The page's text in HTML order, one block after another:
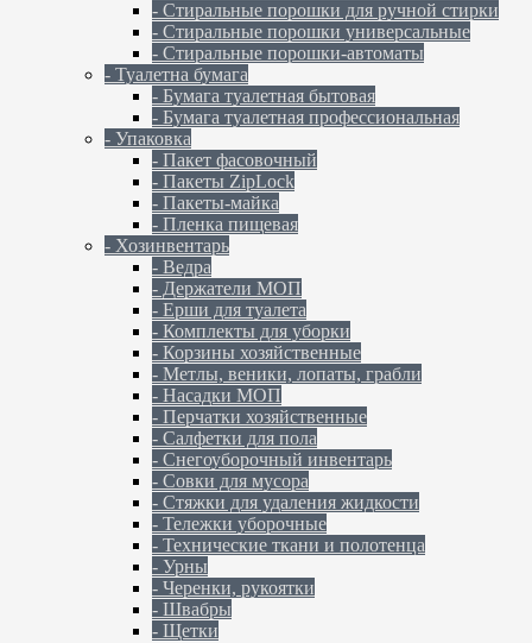
- Стиральные порошки для ручной стирки
- Стиральные порошки универсальные
- Стиральные порошки-автоматы
- Туалетна бумага
- Бумага туалетная бытовая
- Бумага туалетная профессиональная
- Упаковка
- Пакет фасовочный
- Пакеты ZipLock
- Пакеты-майка
- Пленка пищевая
- Хозинвентарь
- Ведра
- Держатели МОП
- Ерши для туалета
- Комплекты для уборки
- Корзины хозяйственные
- Метлы, веники, лопаты, грабли
- Насадки МОП
- Перчатки хозяйственные
- Салфетки для пола
- Снегоуборочный инвентарь
- Совки для мусора
- Стяжки для удаления жидкости
- Тележки уборочные
- Технические ткани и полотенца
- Урны
- Черенки, рукоятки
- Швабры
- Щетки